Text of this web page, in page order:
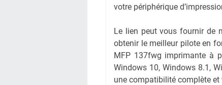
votre périphérique
Le lien peut vous fournir de
obtenir le meilleur pilote en
MFP 137fwg imprimante à
Windows 10, Windows 8.1,
une compatibilité complète